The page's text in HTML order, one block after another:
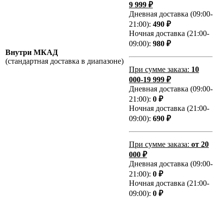
Внутри МКАД
(стандартная доставка в диапазоне)
9 999 ₽
Дневная доставка (09:00-
21:00): 490 ₽
Ночная доставка (21:00-
09:00): 980 ₽
При сумме заказа: 10
000-19 999 ₽
Дневная доставка (09:00-
21:00): 0 ₽
Ночная доставка (21:00-
09:00): 690 ₽
При сумме заказа: от 20
000 ₽
Дневная доставка (09:00-
21:00): 0 ₽
Ночная доставка (21:00-
09:00): 0 ₽